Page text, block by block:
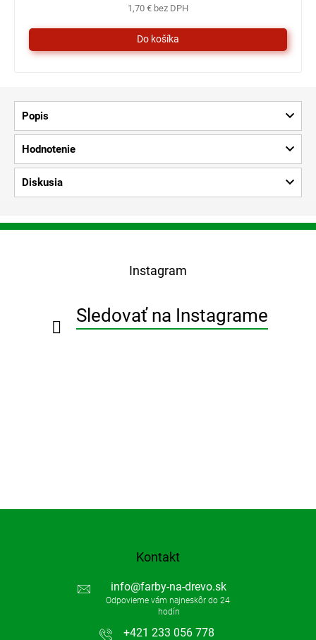
1,70 € bez DPH
Popis
Hodnotenie
Diskusia
Z
Instagram
Sledovať na Instagrame
Kontakt
info@farby-na-drevo.sk
+421 233 056 778